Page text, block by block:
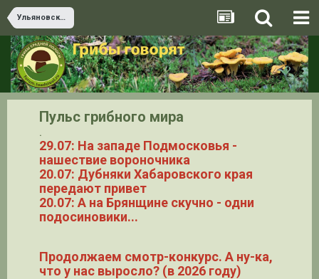
Ульяновская область
Пульс грибного мира
.
29.07: На западе Подмосковья -
нашествие вороночника
20.07: Дубняки Хабаровского края
передают привет
20.07: А на Брянщине скучно - одни
подосиновики...
Продолжаем смотр-конкурс. А ну-ка,
что у нас выросло? (в 2026 году)